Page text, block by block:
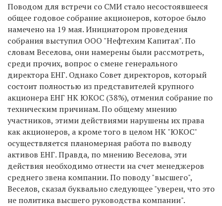
Поводом для встречи со СМИ стало несостоявшееся
общее годовое собрание акционеров, которое было
намечено на 19 мая. Инициатором проведения
собрания выступил ООО "Нефтехим Капитал". По
словам Веселова, они намерены были рассмотреть,
среди прочих, вопрос о смене генерального
директора ЕНГ. Однако Совет директоров, который
состоит полностью из представителей крупного
акционера ЕНГ НК ЮКОС (38%), отменил собрание по
техническим причинам. По общему мнению
участников, этими действиями нарушены их права
как акционеров, а кроме того в целом НК "ЮКОС"
осуществляется планомерная работа по выводу
активов ЕНГ. Правда, по мнению Веселова, эти
действия необходимо отнести на счет менеджеров
среднего звена компании. По поводу "высшего",
Веселов, сказал буквально следующее "уверен, что это
не политика высшего руководства компании".